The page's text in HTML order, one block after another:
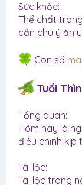
Sức khỏe:
Thể chất
cần chú ý ăn
Con số
Tuổi Thìn
Tổng quan:
Hôm nay là
điều chỉnh kịp
Tài lộc:
Tài lộc trong